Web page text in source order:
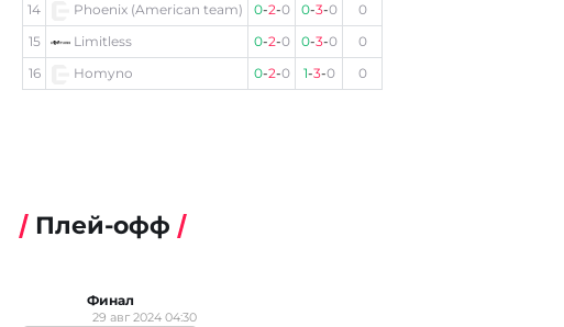
14
Phoenix (American team) 0-2-0 0-3-0
0
15
Limitless 0-2-0 0-3-0
0
16
Homyno 0-2-0 1-3-0 0
Плей-офф
29 авг 2024 04:30
Финал